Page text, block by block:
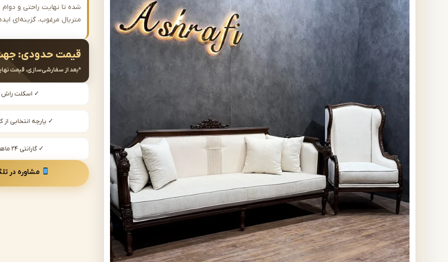
شده تا نهایت راحتی و دوام
متریال مرغوب، گزینه‌ای
قیمت حدودی:
*بعد از سفارشی‌سازی، قیمت
✓ اسکلت راش
✓ پارچه انتخابی از
✓ گارانتی ۲۴ ماهه
مشاوره در